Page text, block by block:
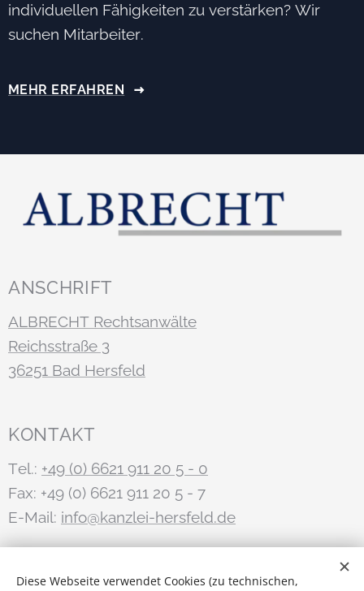
individuellen Fähigkeiten zu verstärken? Wir
suchen Mitarbeiter.
MEHR ERFAHREN
ANSCHRIFT
ALBRECHT Rechtsanwälte
Reichsstraße 3
36251 Bad Hersfeld
KONTAKT
Tel.: +49 (0) 6621 911 20 5 - 0
Fax: +49 (0) 6621 911 20 5 - 7
E-Mail: info@kanzlei-hersfeld.de
STAY IN TOUCH
Diese Webseite verwendet Cookies (zu technischen,